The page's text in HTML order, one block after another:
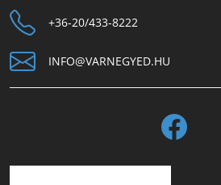
+36-20/433-8222
INFO@VARNEGYED.HU